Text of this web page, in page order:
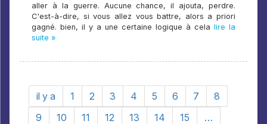
aller à la guerre. Aucune chance, il ajouta, perdre.
C'est-à-dire, si vous allez vous battre, alors a priori
gagné. bien, il y a une certaine logique à cela lire la
suite »
il y a 1 2 3 4 5 6 7
8
9
10 11 12 13 14 15
…